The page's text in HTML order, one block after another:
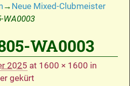
→ Neue Mixed-Clubmeister
WA0003
WA0003
2025 at 1600 × 1600 in
gekürt